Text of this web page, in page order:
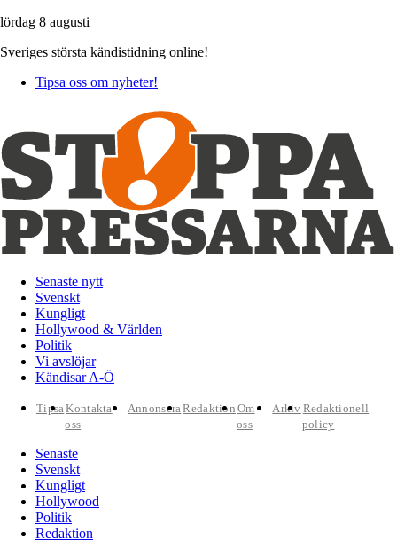
lördag 8 augusti
Sveriges största kändistidning online!
Tipsa oss om nyheter!
Senaste nytt
Svenskt
Kungligt
Hollywood & Världen
Politik
Vi avslöjar
Kändisar A-Ö
TipsaKontakta
oss
AnnonseraRedaktion Om
oss
Arkiv Redaktionell
policy
Senaste
Svenskt
Kungligt
Hollywood
Politik
Redaktion